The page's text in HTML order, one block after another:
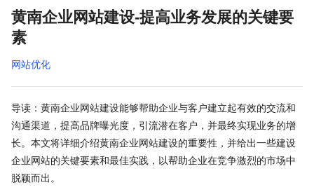
黄南企业网站建设-提高业务发展的关键要
素
网站优化
导读：黄南企业网站建设能够帮助企业与客户建立起有效的交流和
沟通渠道，提高品牌曝光度，引流潜在客户，并最终实现业务的增
长。本文将详细介绍黄南企业网站建设的重要性，并给出一些建设
企业网站的关键要素和最佳实践，以帮助企业在竞争激烈的市场中
脱颖而出。